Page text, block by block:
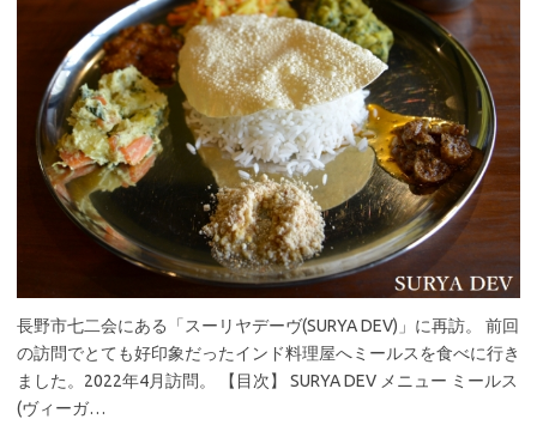
長野市七二会にある「スーリヤデーヴ(SURYA DEV)」に再訪。 前回
の訪問でとても好印象だったインド料理屋へミールスを食べに行き
ました。2022年4月訪問。 【目次】 SURYA DEV メニュー ミールス
(ヴィーガ…